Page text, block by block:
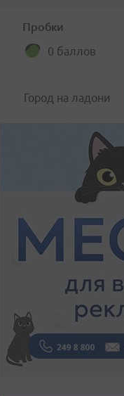
Пробки
0 баллов
Город на ладони